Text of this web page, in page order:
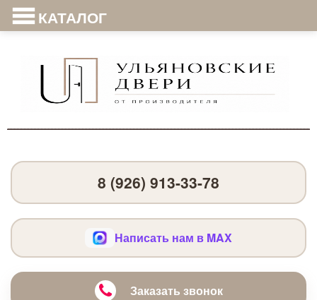
КАТАЛОГ
8 (926) 913-33-78
Написать нам в MAX
Заказать звонок